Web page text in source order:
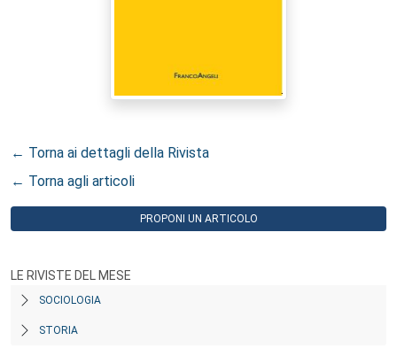
← Torna ai dettagli della Rivista
← Torna agli articoli
PROPONI UN ARTICOLO
LE RIVISTE DEL MESE
SOCIOLOGIA
STORIA